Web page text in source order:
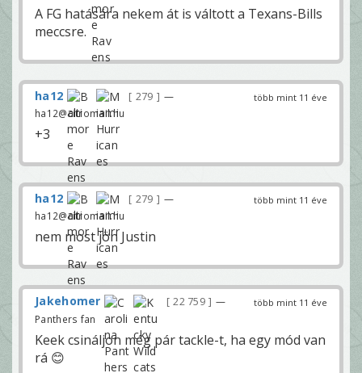
A FG hatására nekem át is váltott a Texans-Bills
meccsre.
több mint 11 éve
ha12 279
—
ha12@citromail.hu
+3
több mint 11 éve
ha12 279
—
ha12@citromail.hu
nem most jön Justin
több mint 11 éve
Jakehomer 22 759
—
Panthers fan
Keek csináljon még pár tackle-t, ha egy mód van
rá 😊